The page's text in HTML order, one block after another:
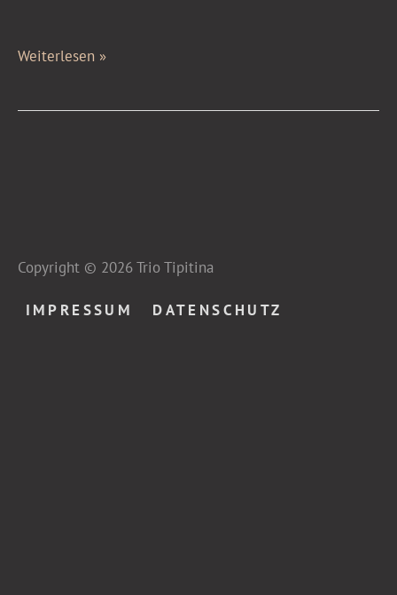
Weiterlesen »
Copyright © 2026Trio Tipitina
IMPRESSUM DATENSCHUTZ